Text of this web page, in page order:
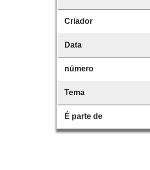
Criador
Data
número
Tema
É parte de